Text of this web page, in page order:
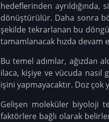
hedeflerinden ayrıldığında,
dönüştürülür. Daha sonra
şekilde tekrarlanan bu
tamamlanacak hızda devam
Bu temel adımlar, ağızdan
ilaca, kişiye ve vücuda
işini yapmayacaktır. Doz
Gelişen moleküler biyoloji
faktörlere bağlı olarak